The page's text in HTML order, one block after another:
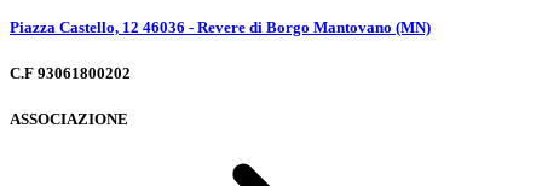
2025
europee
Piazza Castello, 12 46036 - Revere di Borgo Mantovano (MN)
C.F 93061800202
ASSOCIAZIONE